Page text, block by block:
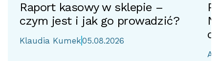
Raport kasowy w sklepie –
czym jest i jak go prowadzić?
Klaudia Kumek05.08.2026